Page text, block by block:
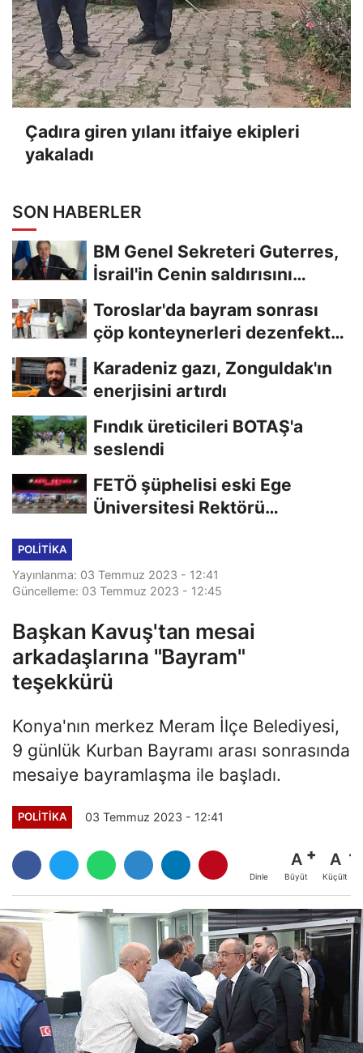
Çadıra giren yılanı itfaiye ekipleri
yakaladı
SON HABERLER
BM Genel Sekreteri Guterres,
İsrail'in Cenin saldırısını
Toroslar'da bayram sonrası
çöp konteynerleri dezenfekte
Karadeniz gazı, Zonguldak'ın
enerjisini artırdı
Fındık üreticileri BOTAŞ'a
seslendi
FETÖ şüphelisi eski Ege
Üniversitesi Rektörü
POLITIKA
Yayınlanma: 03 Temmuz 2023 - 12:41
Güncelleme: 03 Temmuz 2023 - 12:45
Başkan Kavuş'tan mesai
arkadaşlarına "Bayram"
teşekkürü
Konya'nın merkez Meram İlçe Belediyesi,
9 günlük Kurban Bayramı arası sonrasında
mesaiye bayramlaşma ile başladı.
POLITIKA 03 Temmuz 2023 - 12:41
Dinle
A
Büyüt
A
Küçült